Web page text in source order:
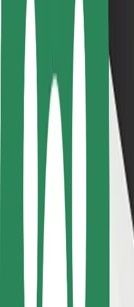
Sõitjate ohutus
Juhtide ohutus
Tõukerattaohutus
Safety Lab
Linnad
Asukohad
Lahendused linnadele
Lennujaamad
Bolti laadimisdokid
Klienditugi
Sõitjatele
Juhtidele
Kulleritele